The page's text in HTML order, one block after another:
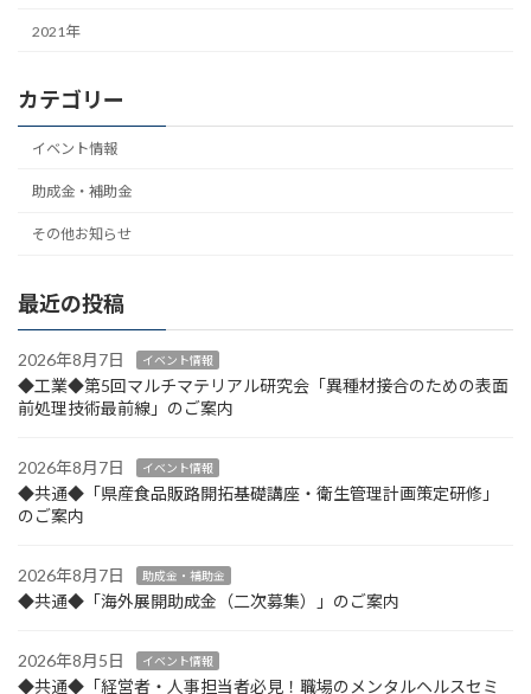
2021年
カテゴリー
イベント情報
助成金・補助金
その他お知らせ
最近の投稿
2026年8月7日 イベント情報
◆工業◆第5回マルチマテリアル研究会「異種材接合のための表面
前処理技術最前線」のご案内
2026年8月7日 イベント情報
◆共通◆「県産食品販路開拓基礎講座・衛生管理計画策定研修」
のご案内
2026年8月7日 助成金・補助金
◆共通◆「海外展開助成金（二次募集）」のご案内
2026年8月5日 イベント情報
◆共通◆「経営者・人事担当者必見！職場のメンタルヘルスセミ